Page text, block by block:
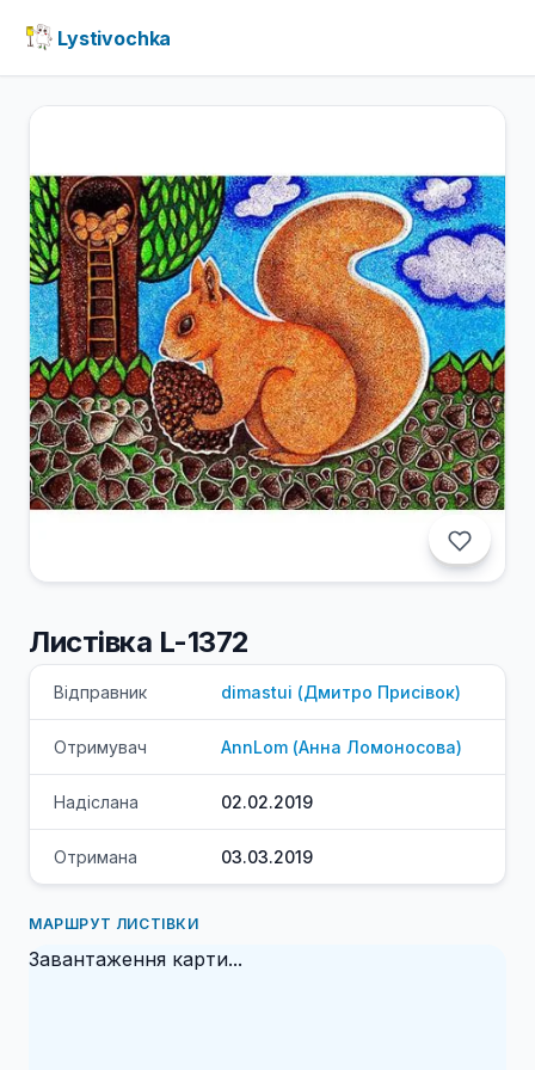
Lystivochka
Листівка L-1372
Відправник dimastui (Дмитро Присівок)
Отримувач AnnLom (Анна Ломоносова)
Надіслана 02.02.2019
Отримана 03.03.2019
МАРШРУТ ЛИСТІВКИ
Завантаження карти...